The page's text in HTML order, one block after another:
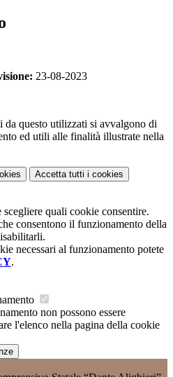
23-08-2023
da questo utilizzati si avvalgono di
ed utili alle finalità illustrate nella
Accetta tutti i cookies
scegliere quali cookie consentire.
consentono il funzionamento della
necessari al funzionamento potete
.
non possono essere
l'elenco nella pagina della cookie